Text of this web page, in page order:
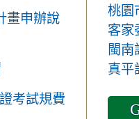
畫申辦說
考試規費
桃園
客家
閩南
真平